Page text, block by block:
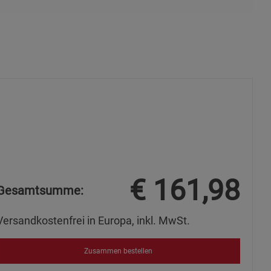
€ 161,98
in Europa, inkl. MwSt.
Zusammen bestellen